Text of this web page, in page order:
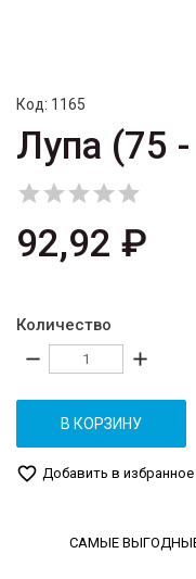
Код: 1165
Лупа (75

92,92 ₽
Количество
remove add
В КОРЗИНУ
favorite_border Добавить в избранное
САМЫЕ